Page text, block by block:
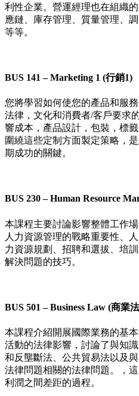
利性企業。營運經理也在組織
應鏈、庫存管理、質量管理、
等等。
BUS 141 – Marketing 1 (行銷1)
您將學習如何使您的產品和服
法律，文化和消費者/客戶要求
響成本，產品設計，包裝，標
圍繞這些定制方面製定策略，
期成功的關鍵。
BUS 230 – Human Resource
本課程主要討論影響整體工作
人力資源管理的戰略重要性、
力資源規劃、招聘和選拔、培
解決問題的技巧。
BUS 501 – Business Law (商業
本課程介紹開展國際業務的基
活動的法律影響，討論了與知
和反壟斷法、公共貿易法以及
法律問題相關的法律問題。，
利潤之間差距的過程。